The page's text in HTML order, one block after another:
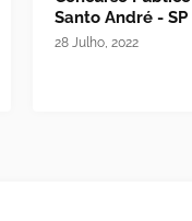
Santo André - SP
28 Julho, 2022